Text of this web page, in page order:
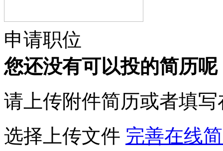
申请职位
您还没有可以投的简历呢
请上传附件简历或者填
选择上传文件 完善在线